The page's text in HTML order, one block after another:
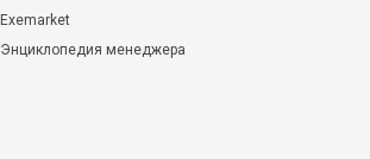
Exemarket
Энциклопедия менеджера